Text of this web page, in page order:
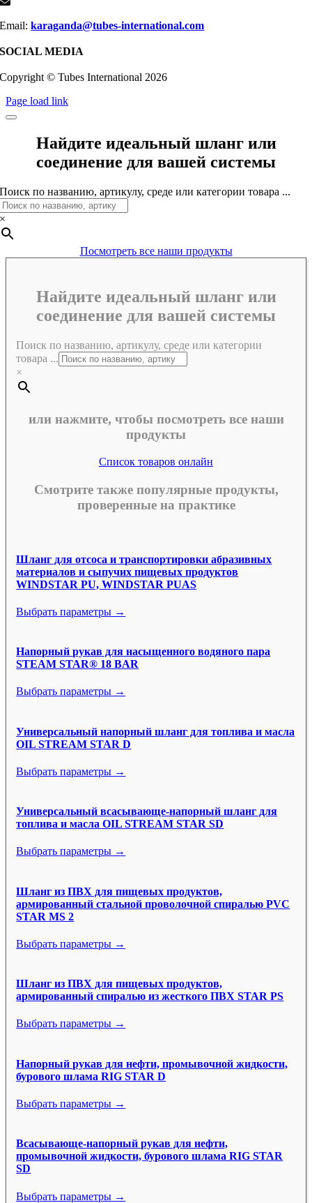
Email:karaganda@tubes-international.com
SOCIAL MEDIA
Copyright © Tubes International 2026
Page load link
Найдите идеальный шланг или
соединение для вашей системы
Поиск по названию, артикулу, среде или категории товара ...
×
Посмотреть все наши продукты
Найдите идеальный шланг или
соединение для вашей системы
Поиск по названию, артикулу, среде или категории
товара ...
×
или нажмите, чтобы посмотреть все наши
продукты
Список товаров онлайн
Смотрите также популярные продукты,
проверенные на практике
Шланг для отсоса и транспортировки абразивных
материалов и сыпучих пищевых продуктов
WINDSTAR PU, WINDSTAR PUAS
Выбрать параметры →
Напорный рукав для насыщенного водяного пара
STEAM STAR® 18 BAR
Выбрать параметры →
Универсальный напорный шланг для топлива и масла
OIL STREAM STAR D
Выбрать параметры →
Универсальный всасывающе-напорный шланг для
топлива и масла OIL STREAM STAR SD
Выбрать параметры →
Шланг из ПВХ для пищевых продуктов,
армированный стальной проволочной спиралью PVC
STAR MS 2
Выбрать параметры →
Шланг из ПВХ для пищевых продуктов,
армированный спиралью из жесткого ПВХ STAR PS
Выбрать параметры →
Напорный рукав для нефти, промывочной жидкости,
бурового шлама RIG STAR D
Выбрать параметры →
Всасывающе-напорный рукав для нефти,
промывочной жидкости, бурового шлама RIG STAR
SD
Выбрать параметры →